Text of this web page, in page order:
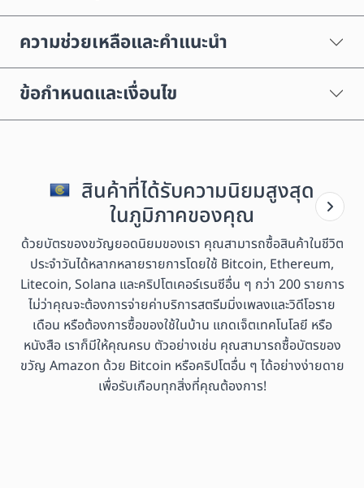
ความช่วยเหลือและคำแนะนำ
ข้อกำหนดและเงื่อนไข
สินค้าที่ได้รับความนิยมสูงสุด
ในภูมิภาคของคุณ
ด้วยบัตรของขวัญยอดนิยมของเรา คุณสามารถซื้อสินค้าในชีวิต
ประจำวันได้หลากหลายรายการโดยใช้ Bitcoin, Ethereum,
Litecoin, Solana และคริปโตเคอร์เรนซีอื่น ๆ กว่า 200 รายการ
ไม่ว่าคุณจะต้องการจ่ายค่าบริการสตรีมมิ่งเพลงและวิดีโอราย
เดือน หรือต้องการซื้อของใช้ในบ้าน แกดเจ็ตเทคโนโลยี หรือ
หนังสือ เราก็มีให้คุณครบ ตัวอย่างเช่น คุณสามารถซื้อบัตรของ
ขวัญ Amazon ด้วย Bitcoin หรือคริปโตอื่น ๆ ได้อย่างง่ายดาย
เพื่อรับเกือบทุกสิ่งที่คุณต้องการ!